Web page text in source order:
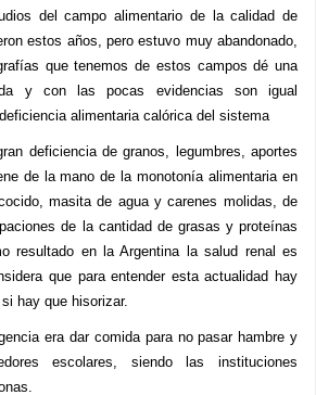
del campo alimentario de la calidad de
estos años, pero estuvo muy abandonado,
que tenemos de estos campos dé una
y con las pocas evidencias son igual
alimentaria calórica del sistema
deficiencia de granos, legumbres, aportes
de la mano de la monotonía alimentaria en
masita de agua y carenes molidas, de
de la cantidad de grasas y proteínas
resultado en la Argentina la salud renal es
que para entender esta actualidad hay
hay que hisorizar.
era dar comida para no pasar hambre y
escolares, siendo las instituciones